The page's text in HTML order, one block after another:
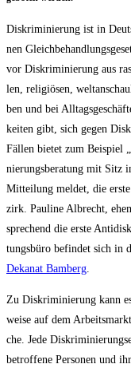
Dis­kri­mi­nie­rung ist in
nen
vor Dis­kri­mi­nie­rung aus
len, reli­giö­sen,
ben und bei
kei­ten gibt, sich gegen
Fäl­len bie­tet zum Bei­spiel
nie­rungs­be­ra­tung mit Sitz
Mit­tei­lung mel­det, die
zirk. Pau­li­ne Albrecht,
spre­chend die ers­te
tungs­bü­ro befin­det sich in
Deka­nat Bam­berg
Zu Dis­kri­mi­nie­rung kann
wei­se auf dem
che. Jede
betrof­fe­ne Per­so­nen und